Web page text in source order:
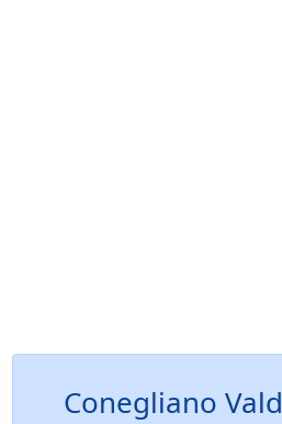
Conegliano